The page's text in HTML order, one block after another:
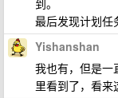
到。
最后发现计划任
Yishanshan
我也有，但是一
里看到了，看来